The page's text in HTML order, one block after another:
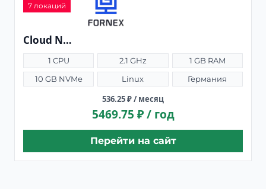
7 локаций
Cloud NVMe 1
1 CPU 2.1 GHz
1 GB RAM
10 GB NVMe
Linux Германия
536.25 ₽ / месяц
5469.75 ₽ / год
Перейти на сайт